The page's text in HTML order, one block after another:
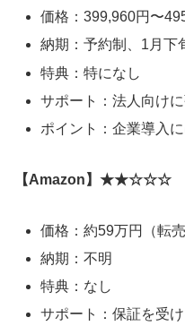
価格：399,960円〜
納期：予約制、1月下
特典：特になし
サポート：法人向け
ポイント：企業導入
【Amazon】★★☆☆☆
価格：約59万円（転売
納期：不明
特典：なし
サポート：保証を受